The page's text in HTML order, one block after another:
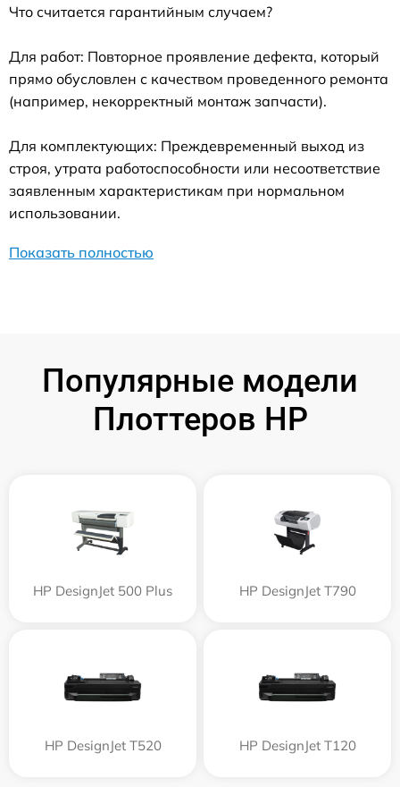
Что считается гарантийным случаем?
Для работ: Повторное проявление дефекта, который
прямо обусловлен с качеством проведенного ремонта
(например, некорректный монтаж запчасти).
Для комплектующих: Преждевременный выход из
строя, утрата работоспособности или несоответствие
заявленным характеристикам при нормальном
использовании.
Показать полностью
Популярные модели
Плоттеров HP
HP DesignJet 500 Plus HP DesignJet T790
HP DesignJet T520 HP DesignJet T120